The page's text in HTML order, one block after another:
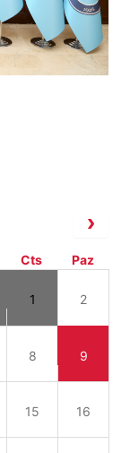
Cts Paz
1 2
8 9
15 16